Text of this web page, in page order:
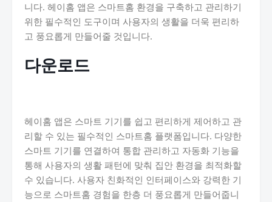
니다. 헤이홈 앱은 스마트홈 환경을 구축하고 관리하기
위한 필수적인 도구이며 사용자의 생활을 더욱 편리하
고 풍요롭게 만들어줄 것입니다.
다운로드
헤이홈 앱은 스마트 기기를 쉽고 편리하게 제어하고 관
리할 수 있는 필수적인 스마트홈 플랫폼입니다. 다양한
스마트 기기를 연결하여 통합 관리하고 자동화 기능을
통해 사용자의 생활 패턴에 맞춰 집안 환경을 최적화할
수 있습니다. 사용자 친화적인 인터페이스와 강력한 기
능으로 스마트홈 경험을 한층 더 풍요롭게 만들어줍니